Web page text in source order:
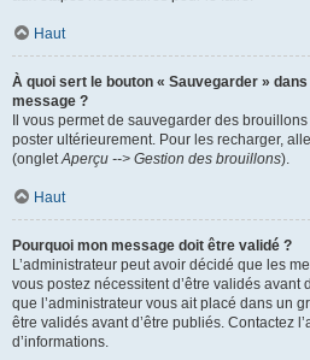
Haut
À quoi sert le bouton « Sauvegarder »
message ?
Il vous permet de sauvegarder des
poster ultérieurement. Pour les recharger,
(ongletAperçu --> Gestion des brouillons).
Haut
Pourquoi mon message doit être validé ?
L’administrateur peut avoir décidé que les
vous postez nécessitent d’être validés avant
que l’administrateur vous ait placé dans un
être validés avant d’être publiés. Contactez
d’informations.